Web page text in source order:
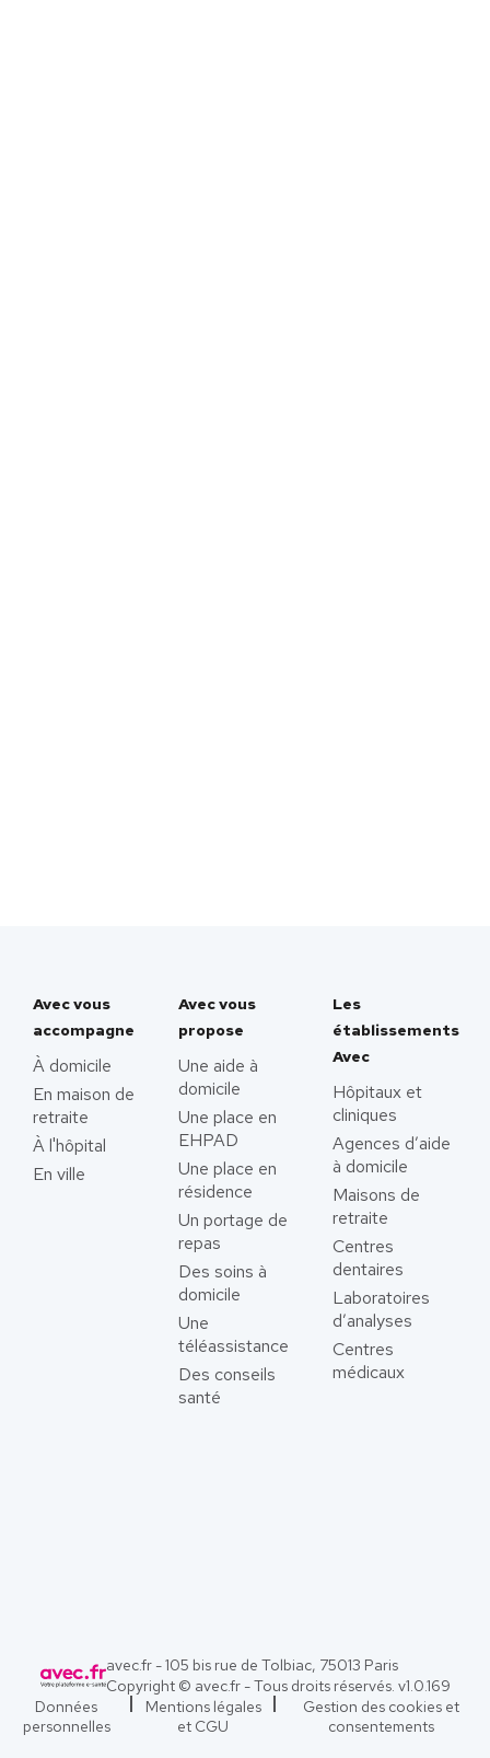
Avec vous
accompagne
À domicile
En maison de
retraite
À l'hôpital
En ville
Avec vous
propose
Une aide à
domicile
Une place en
EHPAD
Une place en
résidence
Un portage de
repas
Des soins à
domicile
Une
téléassistance
Des conseils
santé
Les
établissements
Avec
Hôpitaux et
cliniques
Agences d’aide
à domicile
Maisons de
retraite
Centres
dentaires
Laboratoires
d’analyses
Centres
médicaux
avec.fr - 105 bis rue de Tolbiac, 75013 Paris
Copyright © avec.fr - Tous droits réservés. v1.0.169
Données
personnelles
Mentions légales
et CGU
Gestion des cookies et
consentements